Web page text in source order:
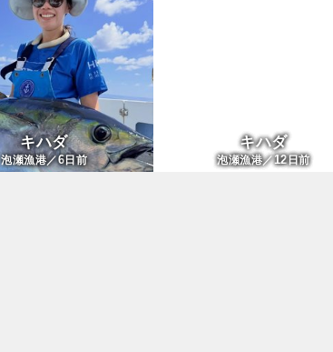
キハダ
泡瀬漁港／6日前
キハダ
泡瀬漁港／12日前